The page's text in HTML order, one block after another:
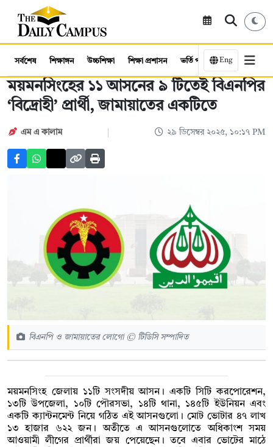
সর্বশেষ শিক্ষাঙ্গন উচ্চশিক্ষা শিক্ষা প্রশাসন ভর্তি পরীক্ষা কর্মসংস্থান
Eng
ময়মনসিংহের ১১ আসনের ৯ টিতেই বিএনপির
‘বিদ্রোহী’ প্রার্থী, জামায়াতের একটিতে
এম এ কালাম ২৯ ডিসেম্বর ২০২৫, ১০:১৭ PM
বিএনপি ও জামায়াতের লোগো © টিডিসি সম্পাদিত
ময়মনসিংহ জেলায় ১১টি সংসদীয় আসন। একটি সিটি করপোরেশন,
১৩টি উপজেলা, ১০টি পৌরসভা, ১৪টি থানা, ১৪৫টি ইউনিয়ন এবং
একটি ক্যান্টনমেন্ট নিয়ে গঠিত এই আসনগুলো। মোট ভোটার ৪৭ লাখ
১৩ হাজার ৬২২ জন। অতীতে এ আসনগুলোতে অধিকাংশ সময়
আওয়ামী লীগের প্রার্থীরা জয় পেয়েছেন। তবে এবার ভোটের মাঠে